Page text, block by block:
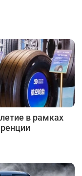
в рамках